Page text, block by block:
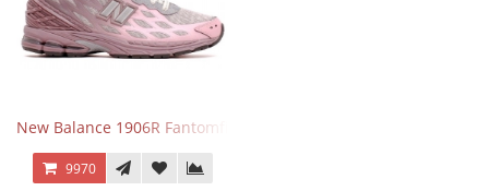
New Balance 1906R Fantomfit Ice Wine
9970